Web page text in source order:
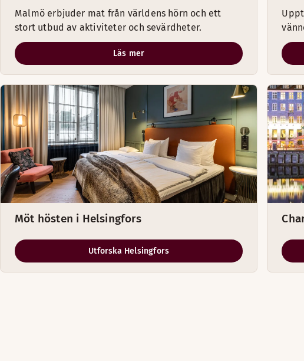
Malmö erbjuder mat från världens hörn och ett
stort utbud av aktiviteter och sevärdheter.
Läs mer
Möt hösten i Helsingfors
Utforska Helsingfors